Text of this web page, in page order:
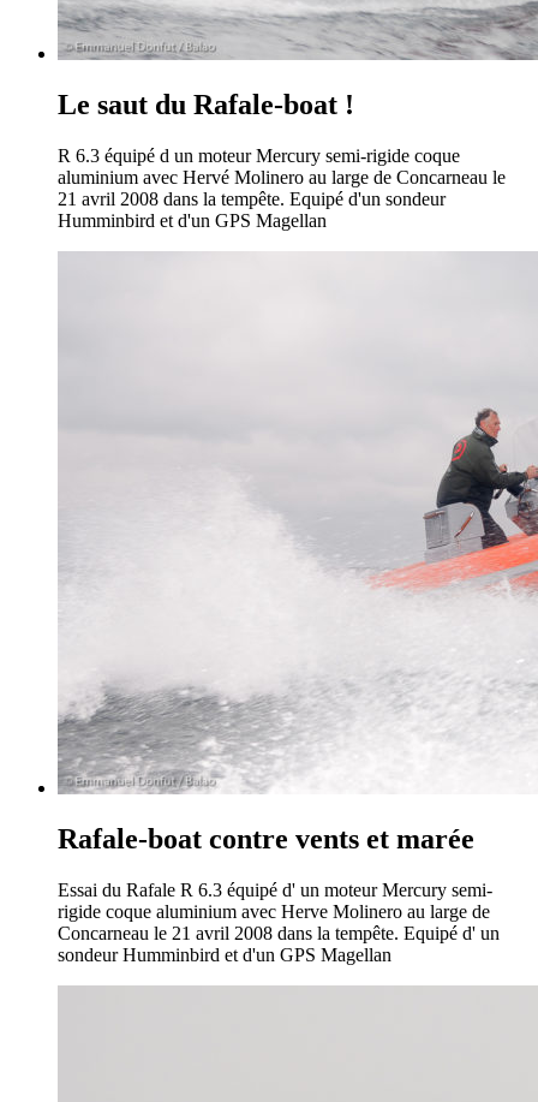
Le saut du Rafale-boat !
R 6.3 équipé d un moteur Mercury semi-rigide coque
aluminium avec Hervé Molinero au large de Concarneau le
21 avril 2008 dans la tempête. Equipé d'un sondeur
Humminbird et d'un GPS Magellan
Rafale-boat contre vents et marée
Essai du Rafale R 6.3 équipé d' un moteur Mercury semi-
rigide coque aluminium avec Herve Molinero au large de
Concarneau le 21 avril 2008 dans la tempête. Equipé d' un
sondeur Humminbird et d'un GPS Magellan